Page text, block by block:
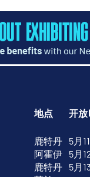
地点
鹿特丹
阿霍伊
鹿特丹
开
5月
5月
5月